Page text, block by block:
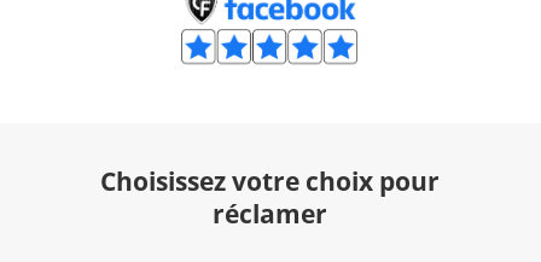
Choisissez votre choix pour
réclamer